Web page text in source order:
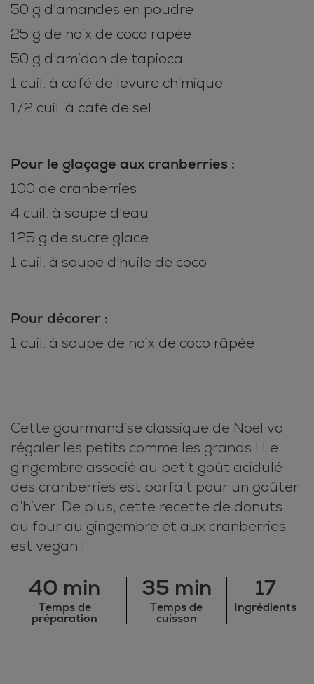
50 g d'amandes en poudre
25 g de noix de coco rapée
50 g d'amidon de tapioca
1 cuil. à café de levure chimique
1/2 cuil. à café de sel
Pour le glaçage aux cranberries :
100 de cranberries
4 cuil. à soupe d'eau
125 g de sucre glace
1 cuil. à soupe d'huile de coco
Pour décorer :
1 cuil. à soupe de noix de coco râpée
Cette gourmandise classique de Noël va
régaler les petits comme les grands ! Le
gingembre associé au petit goût acidulé
des cranberries est parfait pour un goûter
d’hiver. De plus, cette recette de donuts
au four au gingembre et aux cranberries
est vegan !
40 min
Temps de
préparation
35 min
Temps de
cuisson
17
Ingrédients